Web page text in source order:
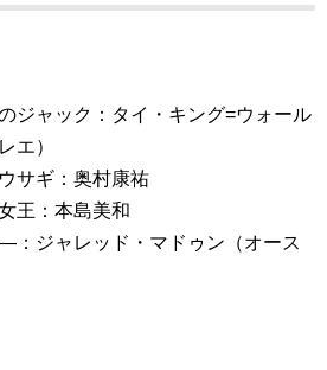
ジャック：タイ・キング=ウォール
エ）
サギ：奥村康祐
王：本島美和
：ジャレッド・マドゥン（オース